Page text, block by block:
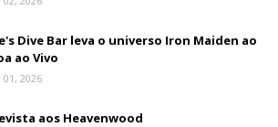
Dive Bar leva o universo Iron Maiden ao
ao Vivo
01, 2026
aos Heavenwood